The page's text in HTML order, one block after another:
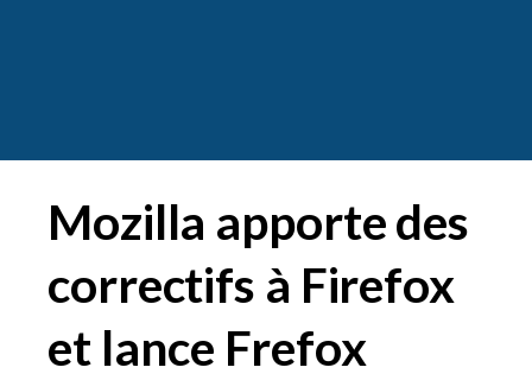
Mozilla apporte des
correctifs à Firefox
et lance Frefox